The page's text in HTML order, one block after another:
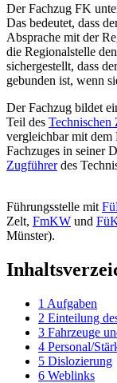
Der Fachzug FK
Das bedeutet, dass
Absprache mit der
die Regionalstelle
sichergestellt, dass
gebunden ist, wenn
Der Fachzug bildet
Teil des Technischen
vergleichbar mit
Fachzuges in seiner
Zugführerdes
Führungsstelle mit
Zelt, FmKW und
Münster).
1 Aufgaben
2 Einteilung
3 Fahrzeuge
4 Personal/
5 Dislozierung
6 Weblinks